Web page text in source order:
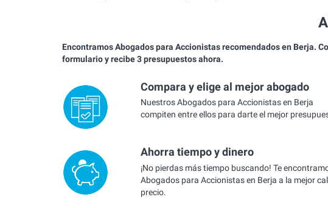
Encontramos Abogados para Accionistas recomendados en Berja.
formulario y recibe 3 presupuestos ahora.
Compara y elige al mejor abogado
Nuestros Abogados para Accionistas en Berja
compiten entre ellos para darte el mejor
Ahorra tiempo y dinero
¡No pierdas más tiempo buscando! Te
Abogados para Accionistas en Berja a la mejor
precio.